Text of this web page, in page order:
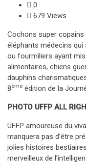
0
679 Views
Cochons super copains
éléphants médecins qui
ou fourmiliers ayant
alimentaires, chiens
dauphins
8ème édition de la
PHOTO UFFP ALL
UFFP amoureuse du
manquera pas d’être
jolies histoires
merveilleux de